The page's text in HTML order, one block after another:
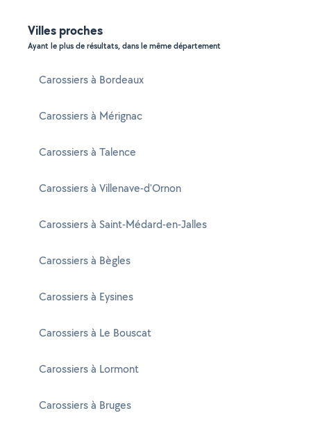
Villes proches
Ayant le plus de résultats, dans le même département
Carossiers à Bordeaux
Carossiers à Mérignac
Carossiers à Talence
Carossiers à Villenave-d'Ornon
Carossiers à Saint-Médard-en-Jalles
Carossiers à Bègles
Carossiers à Eysines
Carossiers à Le Bouscat
Carossiers à Lormont
Carossiers à Bruges